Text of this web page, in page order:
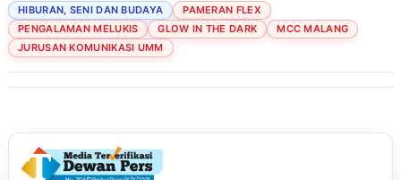
HIBURAN, SENI DAN BUDAYA
PAMERAN FLEX
PENGALAMAN MELUKIS
GLOW IN THE DARK
MCC MALANG
JURUSAN KOMUNIKASI UMM